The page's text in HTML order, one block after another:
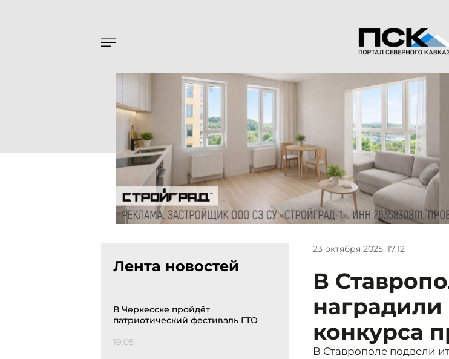
Лента новостей
В Черкесске пройдёт
патриотический фестиваль ГТО
19:05
23 октября 2025, 17:12
В
конкурса
В Ставрополе подвели